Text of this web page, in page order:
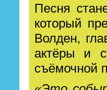
Песня
который
Волден,
актёры и
съёмочной